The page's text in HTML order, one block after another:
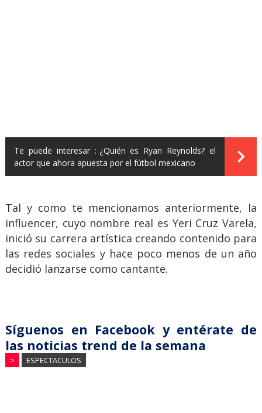
Te puede interesar : ¿Quién es Ryan Reynolds? el
actor que ahora apuesta por el fútbol mexicano
Tal y como te mencionamos anteriormente, la
influencer, cuyo nombre real es Yeri Cruz Varela,
inició su carrera artística creando contenido para
las redes sociales y hace poco menos de un año
decidió lanzarse como cantante.
Síguenos en Facebook y entérate de
las noticias trend de la semana
> ESPECTACULOS